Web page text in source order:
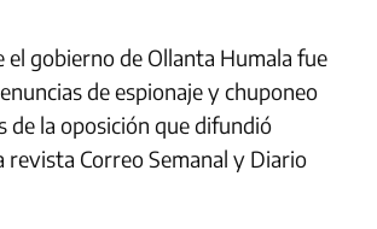
el gobierno de Ollanta Humala fue
de espionaje y chuponeo
de la oposición que difundió
revista Correo Semanal y Diario